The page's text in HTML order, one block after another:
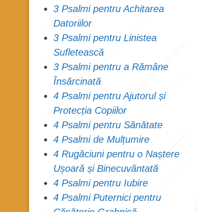
3 Psalmi pentru Achitarea
Datoriilor
3 Psalmi pentru Linistea
Sufletească
3 Psalmi pentru a Rămâne
Însărcinată
4 Psalmi pentru Ajutorul și
Protecția Copiilor
4 Psalmi pentru Sănătate
4 Psalmi de Mulțumire
4 Rugăciuni pentru o Naștere
Ușoară și Binecuvântată
4 Psalmi pentru Iubire
4 Psalmi Puternici pentru